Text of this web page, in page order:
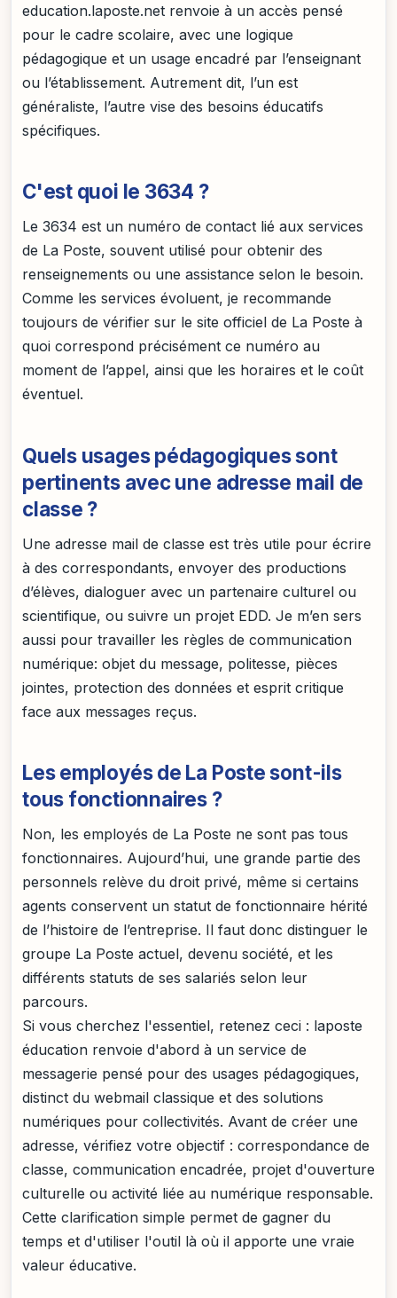
education.laposte.net renvoie à un accès pensé
pour le cadre scolaire, avec une logique
pédagogique et un usage encadré par l’enseignant
ou l’établissement. Autrement dit, l’un est
généraliste, l’autre vise des besoins éducatifs
spécifiques.
C'est quoi le 3634 ?
Le 3634 est un numéro de contact lié aux services
de La Poste, souvent utilisé pour obtenir des
renseignements ou une assistance selon le besoin.
Comme les services évoluent, je recommande
toujours de vérifier sur le site officiel de La Poste à
quoi correspond précisément ce numéro au
moment de l’appel, ainsi que les horaires et le coût
éventuel.
Quels usages pédagogiques sont
pertinents avec une adresse mail de
classe ?
Une adresse mail de classe est très utile pour écrire
à des correspondants, envoyer des productions
d’élèves, dialoguer avec un partenaire culturel ou
scientifique, ou suivre un projet EDD. Je m’en sers
aussi pour travailler les règles de communication
numérique: objet du message, politesse, pièces
jointes, protection des données et esprit critique
face aux messages reçus.
Les employés de La Poste sont-ils
tous fonctionnaires ?
Non, les employés de La Poste ne sont pas tous
fonctionnaires. Aujourd’hui, une grande partie des
personnels relève du droit privé, même si certains
agents conservent un statut de fonctionnaire hérité
de l’histoire de l’entreprise. Il faut donc distinguer le
groupe La Poste actuel, devenu société, et les
différents statuts de ses salariés selon leur
parcours.
Si vous cherchez l'essentiel, retenez ceci : laposte
éducation renvoie d'abord à un service de
messagerie pensé pour des usages pédagogiques,
distinct du webmail classique et des solutions
numériques pour collectivités. Avant de créer une
adresse, vérifiez votre objectif : correspondance de
classe, communication encadrée, projet d'ouverture
culturelle ou activité liée au numérique responsable.
Cette clarification simple permet de gagner du
temps et d'utiliser l'outil là où il apporte une vraie
valeur éducative.